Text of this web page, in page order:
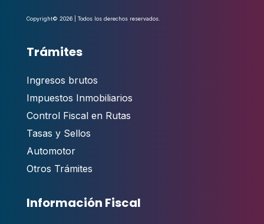
Copyright© 2026 | Todos los derechos reservados.
Trámites
Ingresos brutos
Impuestos Inmobiliarios
Control Fiscal en Rutas
Tasas y Sellos
Automotor
Otros Trámites
Información Fiscal